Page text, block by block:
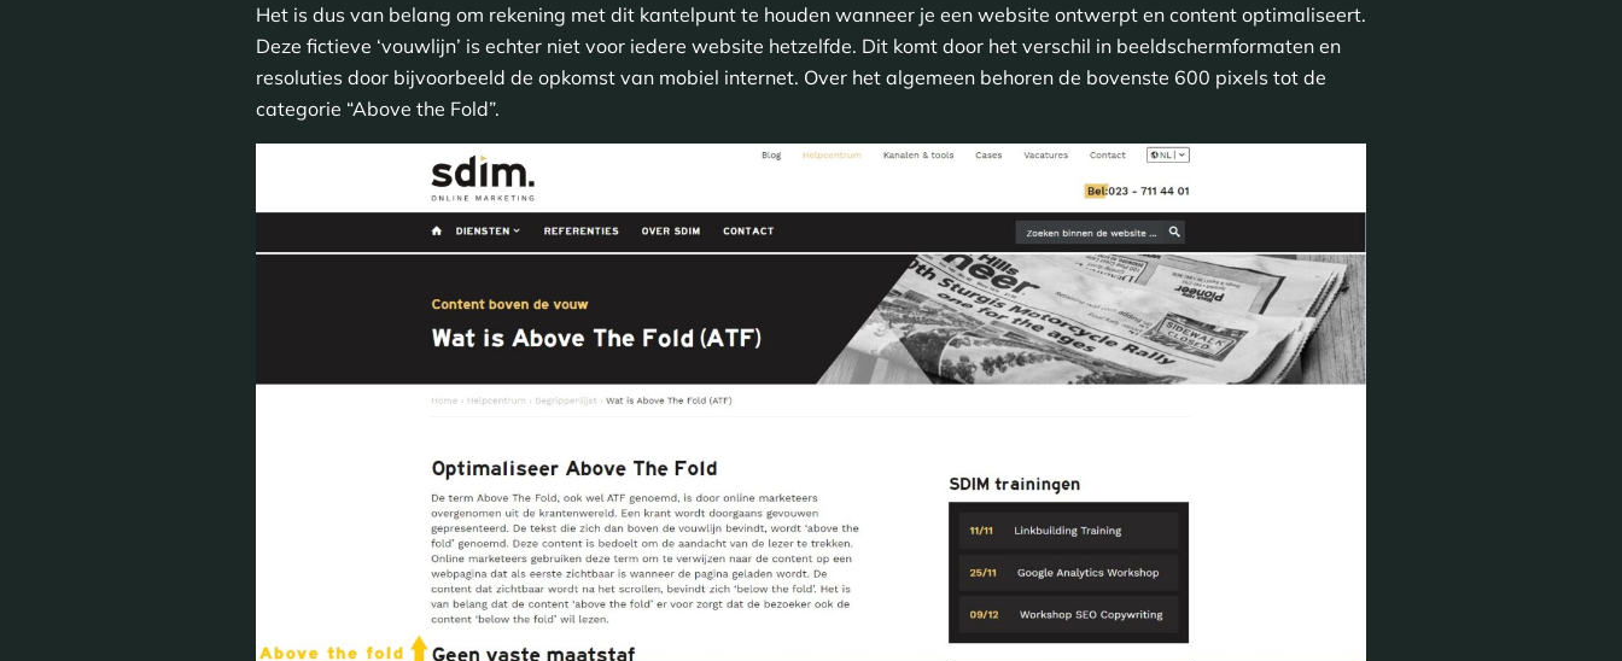
Het is dus van belang om rekening met dit kantelpunt te houden wanneer je een website ontwerpt en content optimaliseert.
Deze fictieve ‘vouwlijn’ is echter niet voor iedere website hetzelfde. Dit komt door het verschil in beeldschermformaten en
resoluties door bijvoorbeeld de opkomst van mobiel internet. Over het algemeen behoren de bovenste 600 pixels tot de
categorie “Above the Fold”.